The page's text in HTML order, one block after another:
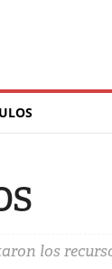
los